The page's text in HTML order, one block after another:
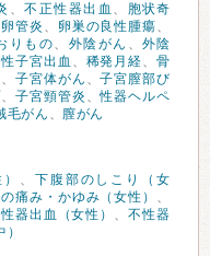
、不正性器出血 、
胞状奇
卵管炎 、 卵巣の良性腫瘍、
りもの、 外陰がん 、 外陰
子宮出血 、 稀発月経、骨
、 子宮体がん 、子宮膣部び
、 子宮頸管炎 、性器ヘルペ
毛がん 、 膣がん
、 下腹部のしこり（女
痛み・かゆみ（女性） 、
器出血（女性） 、不性器